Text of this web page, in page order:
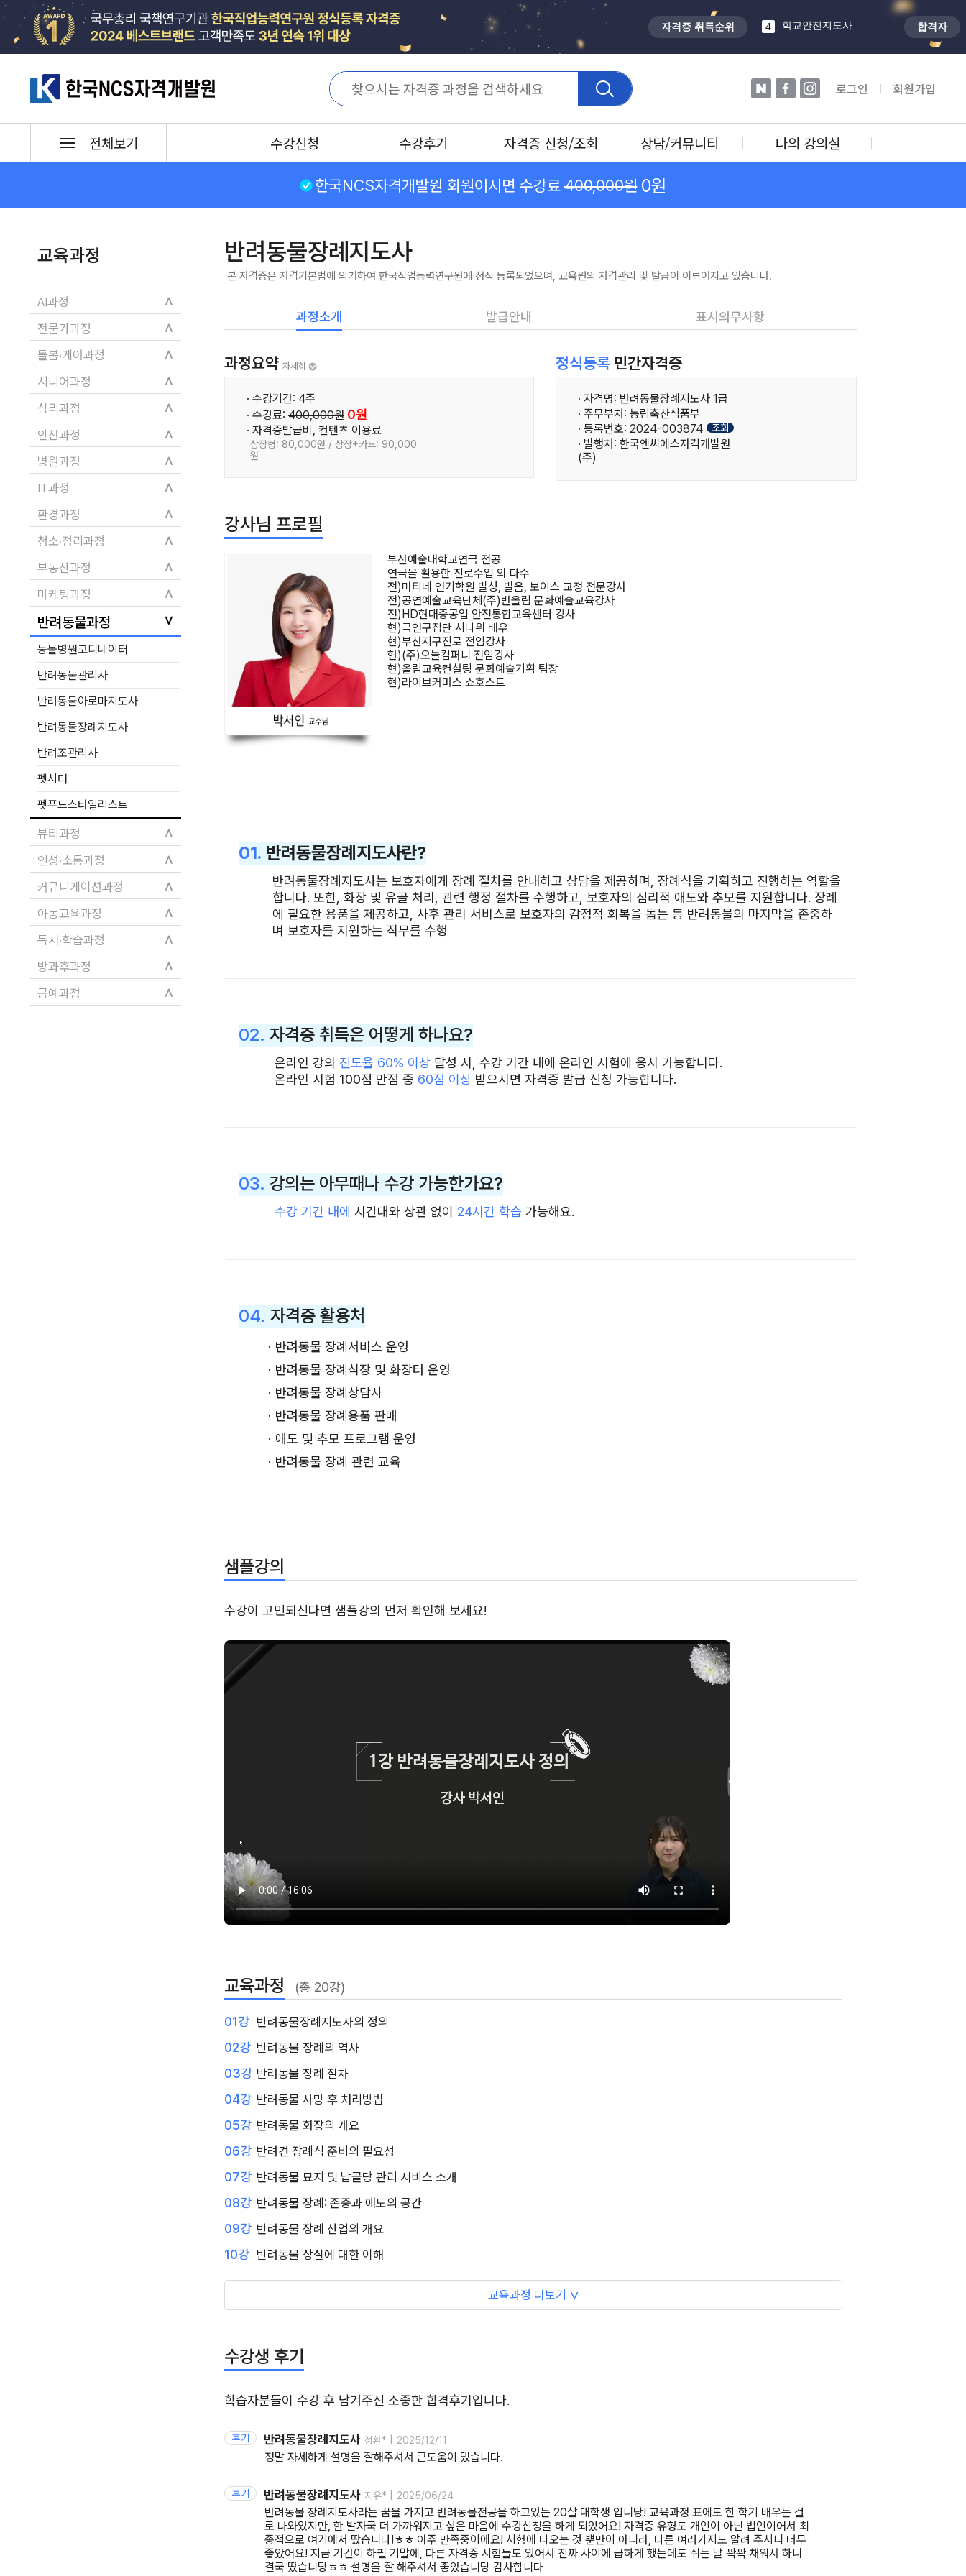
자격증 취득순위 4 학교안전지도사 합격자
한국NCS자격개발원 네이버페이스북
인스타 로그인 회원가입
전체보기 수강신청 수강후기 자격증 신청/조회 상담/커뮤니티 나의 강의실
한국NCS자격개발원 회원이시면 수강료400,000원 0원
교육과정
AI과정 ∧
전문가과정 ∧
돌봄·케어과정 ∧
시니어과정 ∧
심리과정 ∧
안전과정 ∧
병원과정 ∧
IT과정 ∧
환경과정 ∧
청소·정리과정 ∧
부동산과정 ∧
마케팅과정 ∧
반려동물과정 ∨
동물병원코디네이터
반려동물관리사
반려동물아로마지도사
반려동물장례지도사
반려조관리사
펫시터
펫푸드스타일리스트
뷰티과정 ∧
인성·소통과정 ∧
커뮤니케이션과정 ∧
아동교육과정 ∧
독서·학습과정 ∧
방과후과정 ∧
공예과정 ∧
반려동물장례지도사
본 자격증은 자격기본법에 의거하여 한국직업능력연구원에 정식 등록되었으며, 교육원의 자격관리 및 발급이 이루어지고 있습니다.
과정소개 발급안내 표시의무사항
과정요약 자세히
· 수강기간: 4주
· 수강료: 400,000원 0원
· 자격증발급비, 컨텐츠 이용료
상장형: 80,000원 / 상장+카드: 90,000
원
정식등록 민간자격증
· 자격명: 반려동물장례지도사 1급
· 주무부처: 농림축산식품부
· 등록번호: 2024-003874
조회
· 발행처: 한국엔씨에스자격개발원
(주)
강사님 프로필
부산예술대학교연극 전공
연극을 활용한 진로수업 외 다수
전)마티네 연기학원 발성, 발음, 보이스 교정 전문강사
전)공연예술교육단체(주)반올림 문화예술교육강사
전)HD현대중공업 안전통합교육센터 강사
현)극연구집단 시나위 배우
현)부산지구진로 전임강사
현)(주)오늘컴퍼니 전임강사
현)올림교육컨설팅 문화예술기획 팀장
현)라이브커머스 쇼호스트
01. 반려동물장례지도사란?
반려동물장례지도사는 보호자에게 장례 절차를 안내하고 상담을 제공하며, 장례식을 기획하고 진행하는 역할을
합니다. 또한, 화장 및 유골 처리, 관련 행정 절차를 수행하고, 보호자의 심리적 애도와 추모를 지원합니다. 장례
에 필요한 용품을 제공하고, 사후 관리 서비스로 보호자의 감정적 회복을 돕는 등 반려동물의 마지막을 존중하
며 보호자를 지원하는 직무를 수행
02. 자격증 취득은 어떻게 하나요?
온라인 강의 진도율 60% 이상 달성 시, 수강 기간 내에 온라인 시험에 응시 가능합니다.
온라인 시험 100점 만점 중 60점 이상 받으시면 자격증 발급 신청 가능합니다.
03. 강의는 아무때나 수강 가능한가요?
수강 기간 내에 시간대와 상관 없이 24시간 학습 가능해요.
04. 자격증 활용처
ㆍ반려동물 장례서비스 운영
ㆍ반려동물 장례식장 및 화장터 운영
ㆍ반려동물 장례상담사
ㆍ반려동물 장례용품 판매
ㆍ애도 및 추모 프로그램 운영
ㆍ반려동물 장례 관련 교육
샘플강의
수강이 고민되신다면 샘플강의 먼저 확인해 보세요!
교육과정 (총 20강)
01강 반려동물장례지도사의 정의
02강 반려동물 장례의 역사
03강 반려동물 장례 절차
04강 반려동물 사망 후 처리방법
05강 반려동물 화장의 개요
06강 반려견 장례식 준비의 필요성
07강 반려동물 묘지 및 납골당 관리 서비스 소개
08강 반려동물 장례: 존중과 애도의 공간
09강 반려동물 장례 산업의 개요
10강 반려동물 상실에 대한 이해
교육과정 더보기 ∨
수강생 후기
학습자분들이 수강 후 남겨주신 소중한 합격후기입니다.
후기 반려동물장례지도사 정환* | 2025/12/11
정말 자세하게 설명을 잘해주셔서 큰도움이 댔습니다.
후기 반려동물장례지도사 지유* | 2025/06/24
반려동물 장례지도사라는 꿈을 가지고 반려동물전공을 하고있는 20살 대학생 입니당! 교육과정 표에도 한 학기 배우는 걸
로 나와있지만, 한 발자국 더 가까워지고 싶은 마음에 수강신청을 하게 되었어요! 자격증 유형도 개인이 아닌 법인이어서 최
종적으로 여기에서 땄습니다!ㅎㅎ 아주 만족중이에요! 시험에 나오는 것 뿐만이 아니라, 다른 여러가지도 알려 주시니 너무
좋았어요! 지금 기간이 하필 기말에, 다른 자격증 시험들도 있어서 진짜 사이에 급하게 했는데도 쉬는 날 꽉꽉 채워서 하니
결국 땄습니당ㅎㅎ 설명을 잘 해주셔서 좋았습니당 감사합니다